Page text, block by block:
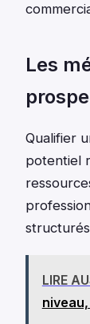
Les
Qualifier
potentiel
LIRE
niveau,